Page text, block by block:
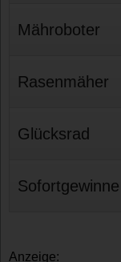
Mähroboter
Rasenmäher
Glücksrad
Sofortgewinne
Anzeige: